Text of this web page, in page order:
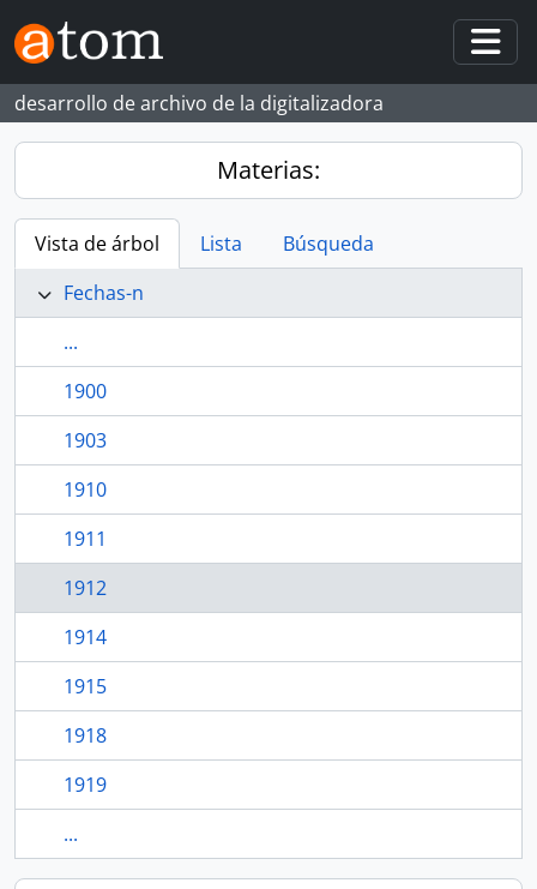
Skip to main content
desarrollo de archivo de la digitalizadora
Materias:
Vista de árbol Lista
Búsqueda
Fechas-n
...
1900
1903
1910
1911
1912
1914
1915
1918
1919
...